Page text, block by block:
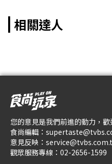
相關達人
您的意見是我們前進的動力，
食尚編輯：
意見反映：
觀眾服務專線： 02-2656-1599